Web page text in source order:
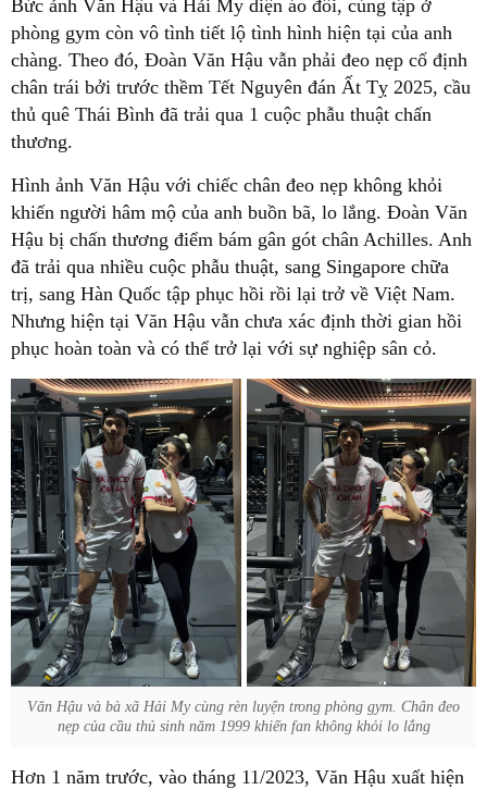
Bức ảnh Văn Hậu và Hải My diện áo đôi, cùng tập ở
phòng gym còn vô tình tiết lộ tình hình hiện tại của anh
chàng. Theo đó, Đoàn Văn Hậu vẫn phải đeo nẹp cố định
chân trái bởi trước thềm Tết Nguyên đán Ất Tỵ 2025, cầu
thủ quê Thái Bình đã trải qua 1 cuộc phẫu thuật chấn
thương.
Hình ảnh Văn Hậu với chiếc chân đeo nẹp không khỏi
khiến người hâm mộ của anh buồn bã, lo lắng. Đoàn Văn
Hậu bị chấn thương điểm bám gân gót chân Achilles. Anh
đã trải qua nhiều cuộc phẫu thuật, sang Singapore chữa
trị, sang Hàn Quốc tập phục hồi rồi lại trở về Việt Nam.
Nhưng hiện tại Văn Hậu vẫn chưa xác định thời gian hồi
phục hoàn toàn và có thể trở lại với sự nghiệp sân cỏ.
Văn Hậu và bà xã Hải My cùng rèn luyện trong phòng gym. Chân đeo
nẹp của cầu thủ sinh năm 1999 khiến fan không khỏi lo lắng
Hơn 1 năm trước, vào tháng 11/2023, Văn Hậu xuất hiện